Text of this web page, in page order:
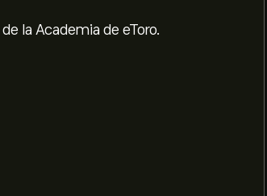
la Academia de eToro.